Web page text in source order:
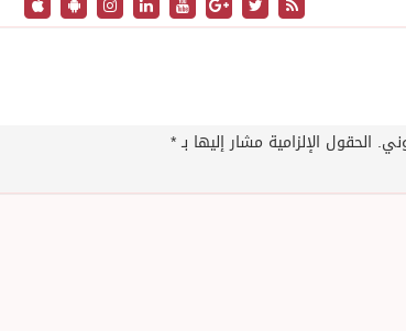
الحقول الإلزامية مشار إليها بـ*